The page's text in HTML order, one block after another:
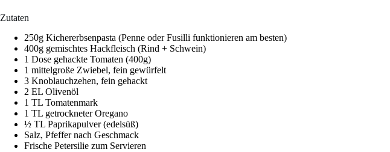
Zutaten
250g Kichererbsenpasta (Penne oder Fusilli funktionieren am besten)
400g gemischtes Hackfleisch (Rind + Schwein)
1 Dose gehackte Tomaten (400g)
1 mittelgroße Zwiebel, fein gewürfelt
3 Knoblauchzehen, fein gehackt
2 EL Olivenöl
1 TL Tomatenmark
1 TL getrockneter Oregano
½ TL Paprikapulver (edelsüß)
Salz, Pfeffer nach Geschmack
Frische Petersilie zum Servieren